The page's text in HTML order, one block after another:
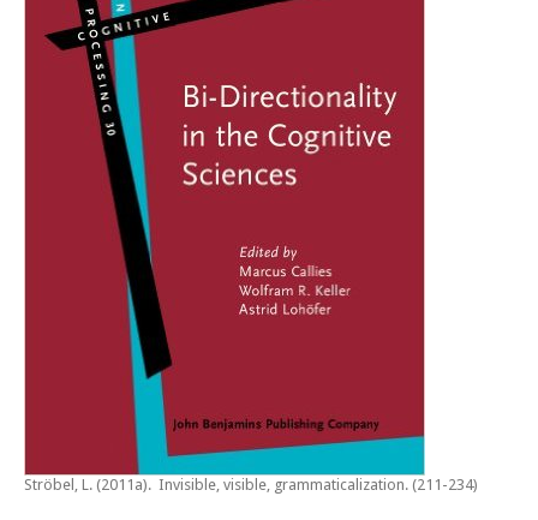
Ströbel, L. (2011a). Invisible, visible, grammaticalization. (211-234)